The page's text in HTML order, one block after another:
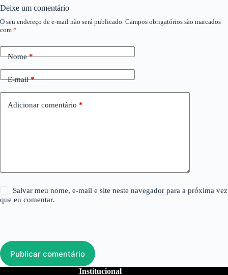
Deixe um comentário
O seu endereço de e-mail não será publicado. Campos obrigatórios são marcados
com *
Nome*
E-mail*
Adicionar comentário *
Salvar meu nome, e-mail e site neste navegador para a próxima vez
que eu comentar.
Publicar comentário
Institucional